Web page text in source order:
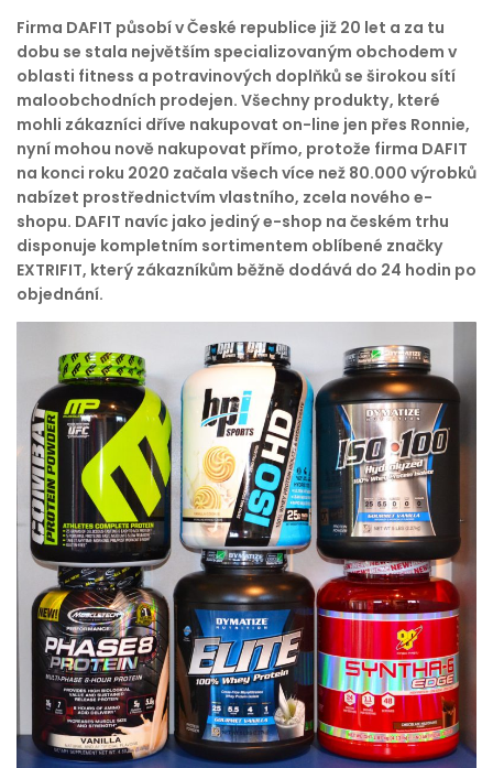
Firma DAFIT působí v České republice již 20 let a za tu
dobu se stala největším specializovaným obchodem v
oblasti fitness a potravinových doplňků se širokou sítí
maloobchodních prodejen. Všechny produkty, které
mohli zákazníci dříve nakupovat on-line jen přes Ronnie,
nyní mohou nově nakupovat přímo, protože firma DAFIT
na konci roku 2020 začala všech více než 80.000 výrobků
nabízet prostřednictvím vlastního, zcela nového e-
shopu. DAFIT navíc jako jediný e-shop na českém trhu
disponuje kompletním sortimentem oblíbené značky
EXTRIFIT, který zákazníkům běžně dodává do 24 hodin po
objednání.